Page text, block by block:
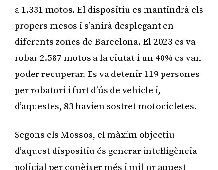
a 1.331 motos. El dispositiu es mantindrà els
propers mesos i s’anirà desplegant en
diferents zones de Barcelona. El 2023 es va
robar 2.587 motos a la ciutat i un 40% es van
poder recuperar. Es va detenir 119 persones
per robatori i furt d’ús de vehicle i,
d’aquestes, 83 havien sostret motocicletes.
Segons els Mossos, el màxim objectiu
d’aquest dispositiu és generar intel·ligència
policial per conèixer més i millor aquest